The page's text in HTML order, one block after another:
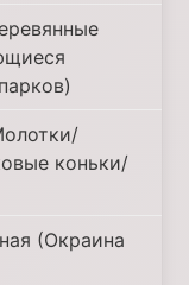
коньки/
(Окраина